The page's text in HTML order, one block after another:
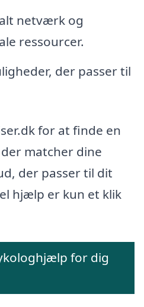
netværk og
ressourcer.
der passer til
for at finde en
matcher dine
der passer til dit
hjælp er kun et klik
for dig